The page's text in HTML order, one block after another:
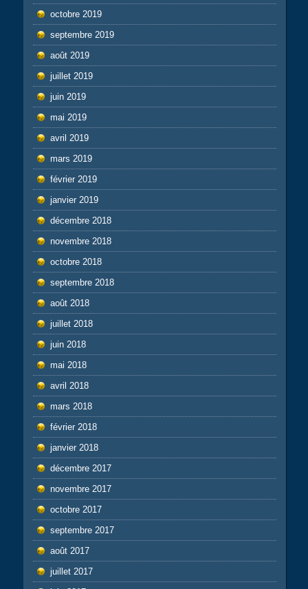
octobre 2019
septembre 2019
août 2019
juillet 2019
juin 2019
mai 2019
avril 2019
mars 2019
février 2019
janvier 2019
décembre 2018
novembre 2018
octobre 2018
septembre 2018
août 2018
juillet 2018
juin 2018
mai 2018
avril 2018
mars 2018
février 2018
janvier 2018
décembre 2017
novembre 2017
octobre 2017
septembre 2017
août 2017
juillet 2017